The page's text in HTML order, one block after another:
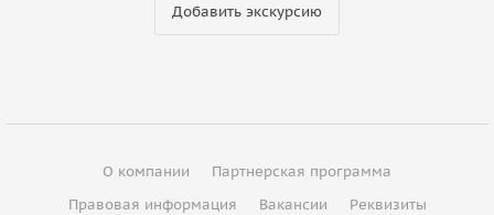
Добавить экскурсию
О компании
Партнерская программа
Правовая информация
Вакансии Реквизиты